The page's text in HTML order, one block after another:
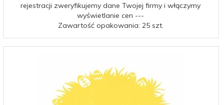
rejestracji zweryfikujemy dane Twojej firmy i włączymy
wyświetlanie cen ---
Zawartość opakowania: 25 szt.